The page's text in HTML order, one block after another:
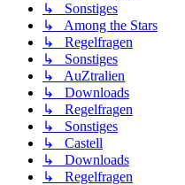
↳ Sonstiges
↳ Among the Stars
↳ Regelfragen
↳ Sonstiges
↳ AuZtralien
↳ Downloads
↳ Regelfragen
↳ Sonstiges
↳ Castell
↳ Downloads
↳ Regelfragen